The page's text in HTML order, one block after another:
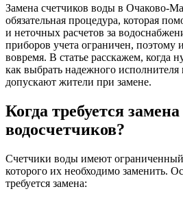
Замена счетчиков воды в Очаково-
обязательная процедура, которая
и неточных расчетов за
приборов учета ограничен, поэтому
вовремя. В статье расскажем, когда
как выбрать надежного
допускают жители при замене.
Когда требуется замена
водосчетчиков?
Счетчики воды имеют
которого их необходимо заменить.
требуется замена: